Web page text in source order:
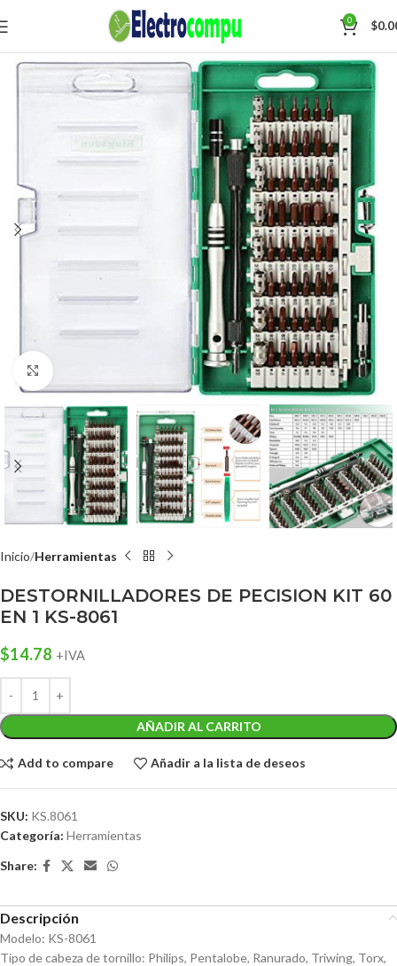
0 $
Inicio Herramientas
DESTORNILLADORES DE PECISION KIT 60
EN 1 KS-8061
$14.78 +IVA
AÑADIR AL CARRITO
Add to compare Añadir a la lista de deseos
SKU: KS.8061
Categoría: Herramientas
Share:
Descripción
Modelo: KS-8061
Tipo de cabeza de tornillo: Philips, Pentalobe, Ranurado, Triwing, Torx,